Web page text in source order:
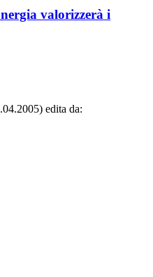
valorizzerà i
edita da: